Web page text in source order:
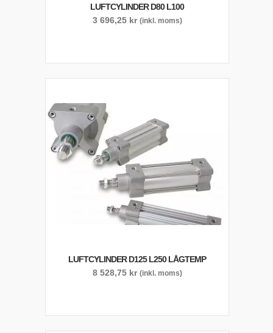
LUFTCYLINDER D80 L100
3 696,25 kr (inkl. moms)
LUFTCYLINDER D125 L250 LÅGTEMP
8 528,75 kr (inkl. moms)